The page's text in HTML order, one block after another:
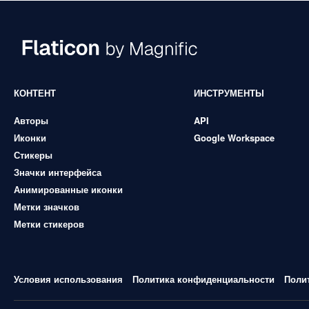
КОНТЕНТ
Авторы
Иконки
Стикеры
Значки интерфейса
Анимированные иконки
Метки значков
Метки стикеров
ИНСТРУМЕНТЫ
API
Google Workspace
Условия использования Политика конфиденциальности